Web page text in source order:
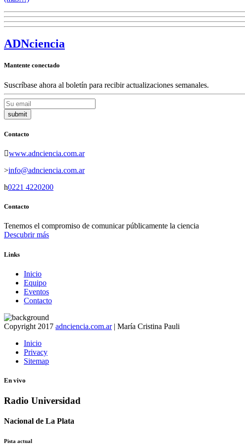
ADNciencia
Mantente conectado
Suscríbase ahora al boletín para recibir actualizaciones semanales.
Contacto
www.adnciencia.com.ar
info@adnciencia.com.ar
0221 4220200
Contacto
Tenemos el compromiso de comunicar públicamente la ciencia
Descubrir más
Links
Inicio
Equipo
Eventos
Contacto
Copyright 2017 adnciencia.com.ar| María Cristina Pauli
Inicio
Privacy
Sitemap
En vivo
Radio Universidad
Nacional de La Plata
Pista actual